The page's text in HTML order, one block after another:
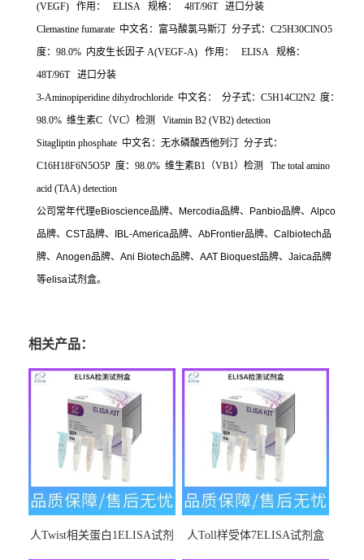
(VEGF) 作用： ELISA 规格： 48T/96T 进口分装
Clemastine fumarate 中文名：富马酸氯马斯汀 分子式： C25H30ClNO5
度： 98.0% 内皮生长因子 A(VEGF-A) 作用： ELISA 规格：
48T/96T 进口分装
3-Aminopiperidine dihydrochloride 中文名： 分子式： C5H14Cl2N2 度：
98.0% 维生素C （VC）检测
Vitamin B2 (VB2) detection
Sitagliptin phosphate 中文名：无水磷酸西他列汀
分子式：
C16H18F6N5O5P 度： 98.0% 维生素B1 （VB1）检测
The total amino
acid (TAA) detection
公司常年代理eBioscience品牌、 Mercodia品牌、 Panbio品牌、 Alpco
品牌、 CST品牌、 IBL-America品牌、 AbFrontier品牌、 Calbiotech品
牌、 Anogen品牌、 Ani Biotech品牌、 AAT Bioquest品牌、 Jaica品牌
等elisa试剂盒。
相关产品：
人Twist相关蛋白1ELISA试剂
人Toll样受体7ELISA试剂盒